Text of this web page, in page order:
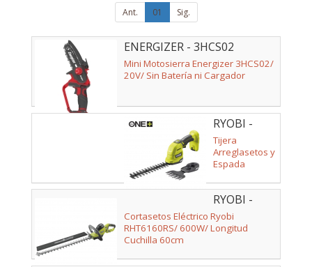
Ant. 01 Sig.
ENERGIZER - 3HCS02
Mini Motosierra Energizer 3HCS02/
20V/ Sin Batería ni Cargador
RYOBI -
5133005764
Tijera
Arreglasetos y
Espada
Ryobi ONE+
18V RY18GSA-
0/ Sin Batería
ni Cargador
RYOBI -
5133003645
Cortasetos Eléctrico Ryobi
RHT6160RS/ 600W/ Longitud
Cuchilla 60cm